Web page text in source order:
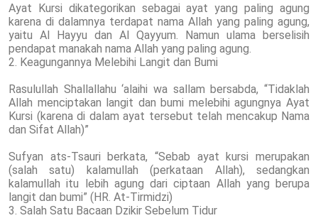
Ayat Kursi dikategorikan sebagai ayat yang paling agung
karena di dalamnya terdapat nama Allah yang paling agung,
yaitu Al Hayyu dan Al Qayyum. Namun ulama berselisih
pendapat manakah nama Allah yang paling agung.
2. Keagungannya Melebihi Langit dan Bumi
Rasulullah Shallallahu ‘alaihi wa sallam bersabda, “Tidaklah
Allah menciptakan langit dan bumi melebihi agungnya Ayat
Kursi (karena di dalam ayat tersebut telah mencakup Nama
dan Sifat Allah)”
Sufyan ats-Tsauri berkata, “Sebab ayat kursi merupakan
(salah satu) kalamullah (perkataan Allah), sedangkan
kalamullah itu lebih agung dari ciptaan Allah yang berupa
langit dan bumi” (HR. At-Tirmidzi)
3. Salah Satu Bacaan Dzikir Sebelum Tidur